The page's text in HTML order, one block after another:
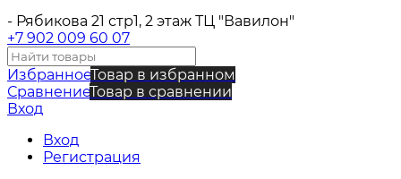
- Рябикова 21 стр1, 2 этаж ТЦ "Вавилон"
+7 902 009 60 07
ИзбранноеТовар в избранном
СравнениеТовар в сравнении
Вход
Вход
Регистрация